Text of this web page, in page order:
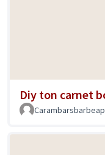
Diy ton carnet